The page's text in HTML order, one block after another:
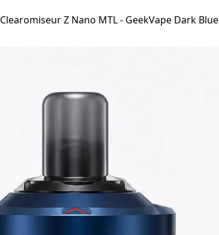
Clearomiseur Z Nano MTL - GeekVape Dark Blue